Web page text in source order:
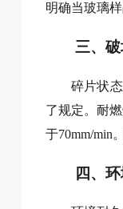
明确当玻璃
三、
碎片状
了规定。耐
于70mm/min
四、